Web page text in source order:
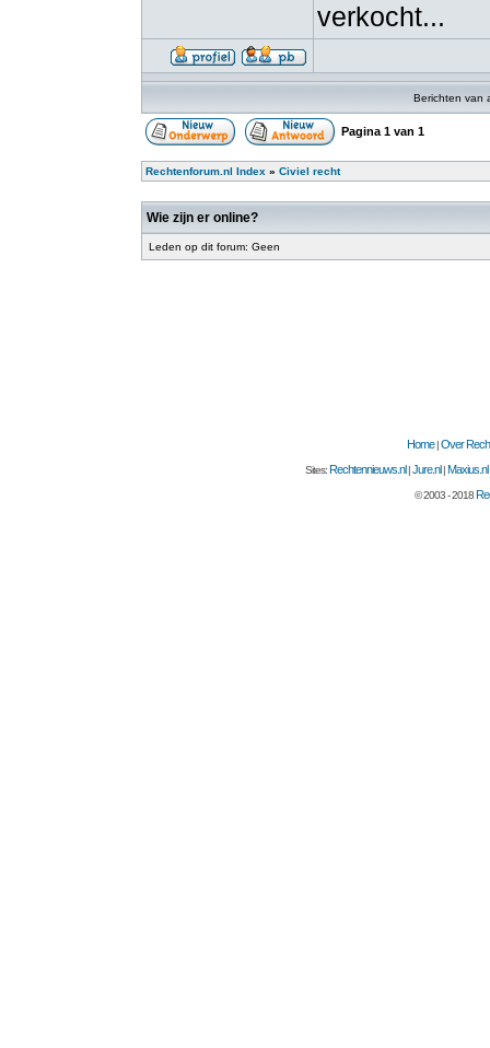
verkocht...
Berichten van
Pagina 1 van 1
Rechtenforum.nl Index » Civiel recht
Wie zijn er online?
Leden op dit forum: Geen
Home|Over
Sites:Rechtennieuws.nl |Jure.nl |Maxius.nl
© 2003 - 2018